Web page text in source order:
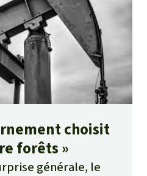
choisit
forêts »
générale, le